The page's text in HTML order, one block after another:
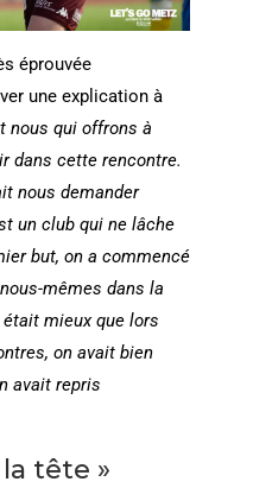
éprouvée
une explication à
nous qui offrons à
dans cette rencontre.
nous demander
un club qui ne lâche
but, on a commencé
mêmes dans la
mieux que lors
on avait bien
avait repris
tête »